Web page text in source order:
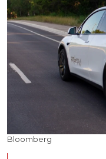
Bloomberg